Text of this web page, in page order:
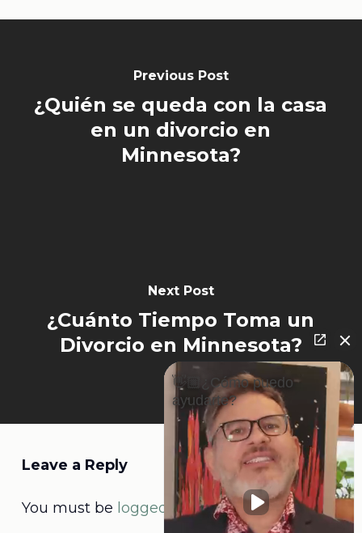
Previous Post
¿Quién se queda con la casa
en un divorcio en
Minnesota?
Next Post
¿Cuánto Tiempo Toma un
Divorcio en Minnesota?
Leave a Reply
You must be logged into post a comment.
👋🏼¿Cómo puedo
ayudarte?